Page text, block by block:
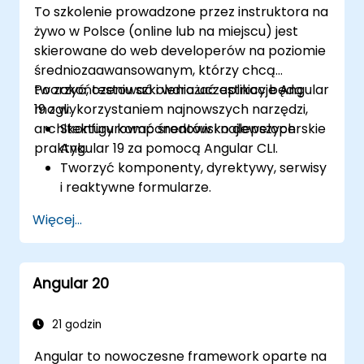
To szkolenie prowadzone przez instruktora na
żywo w Polsce (online lub na miejscu) jest
skierowane do web developerów na poziomie
średniozaawansowanym, którzy chcą
tworzyć, testować i wdrażać aplikacje Angular
19 z wykorzystaniem najnowszych narzędzi,
architektury komponentów i najlepszych
praktyk.
Po zakończeniu szkolenia uczestnicy będą
mogli:
Skonfigurować środowisko deweloperskie
Angular 19 za pomocą Angular CLI.
Tworzyć komponenty, dyrektywy, serwisy
i reaktywne formularze.
zarządzania stanem za pomocą RxJS i
sygnałów.
Budować, testować i wdrażać gotowe do
produkcji aplikacje Angular.
Więcej...
Angular 20
21 godzin
Angular to nowoczesne framework oparte na